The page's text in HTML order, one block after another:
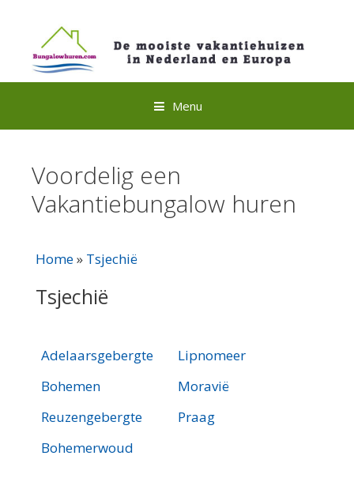
inhoud
Menu
Voordelig een
Vakantiebungalow huren
Home» Tsjechië
Tsjechië
Adelaarsgebergte
Lipnomeer
Bohemen
Moravië
Reuzengebergte
Praag
Bohemerwoud